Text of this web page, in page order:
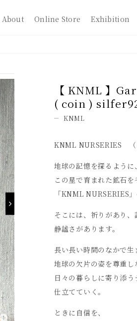
About Online Store Exhibition
【 KNML 】
( coin )
KNML
KNML NURSERIES
地球の記憶を探るように、
この星で育まれた鉱石を
「KNML NURSERIES」
そこには、祈りがあり、
静謐さがあります。
長い長い時間のなかで生
地球の欠片の姿を尊重し
日々の暮らしに寄り添う
仕立てていく。
ときに自信を、